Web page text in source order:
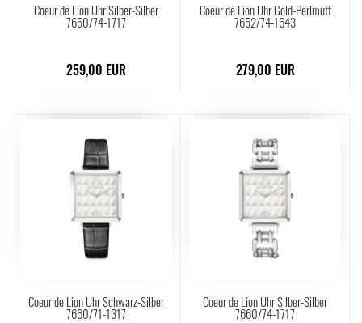
Coeur de Lion Uhr Silber-Silber
7650/74-1717
259,00 EUR
Coeur de Lion Uhr Gold-Perlmutt
7652/74-1643
279,00 EUR
Coeur de Lion Uhr Schwarz-Silber
7660/71-1317
Coeur de Lion Uhr Silber-Silber
7660/74-1717